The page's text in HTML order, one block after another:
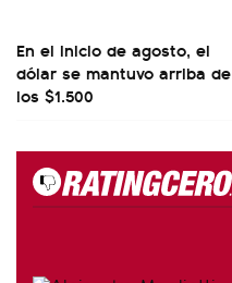
En el inicio de agosto, el
dólar se mantuvo arriba de
los $1.500